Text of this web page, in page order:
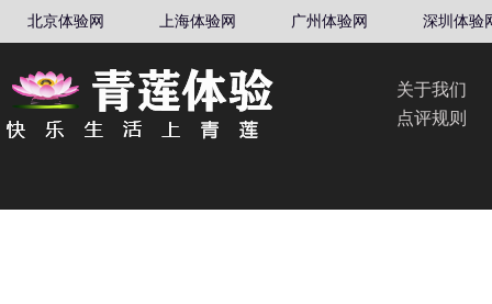
北京体验网
上海体验网 广州体验网 深圳体验
关于我们
点评规则